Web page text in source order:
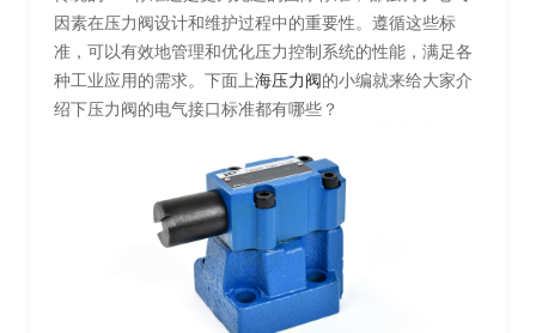
因素在压力阀设计和维护过程中的重要性。遵循这些标
准，可以有效地管理和优化压力控制系统的性能，满足各
种工业应用的需求。下面上海压力阀的小编就来给大家介
绍下压力阀的电气接口标准都有哪些？